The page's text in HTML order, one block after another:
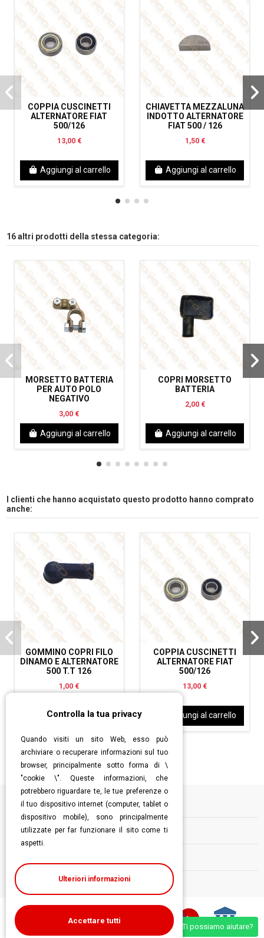
COPPIA CUSCINETTI
ALTERNATORE FIAT
500/126
13,00 €
Aggiungi al carrello
CHIAVETTA MEZZALUNA
INDOTTO ALTERNATORE
FIAT 500 / 126
1,50 €
Aggiungi al carrello
16 altri prodotti della stessa categoria:
MORSETTO BATTERIA
PER AUTO POLO
NEGATIVO
3,00 €
Aggiungi al carrello
COPRI MORSETTO
BATTERIA
2,00 €
Aggiungi al carrello
I clienti che hanno acquistato questo prodotto hanno comprato
anche:
GOMMINO COPRI FILO
DINAMO E ALTERNATORE
500 T.T 126
1,00 €
Aggiungi al carrello
COPPIA CUSCINETTI
ALTERNATORE FIAT
500/126
13,00 €
Aggiungi al carrello
Informazioni
Follow us
Ti possiamo aiutare?
Controlla la tua privacy
Quando visiti un sito Web, esso può
archiviare o recuperare informazioni sul tuo
browser, principalmente sotto forma di \
"cookie \". Queste informazioni, che
potrebbero riguardare te, le tue preferenze o
il tuo dispositivo internet (computer, tablet o
dispositivo mobile), sono principalmente
utilizzate per far funzionare il sito come ti
aspetti.
Ulteriori informazioni
Accettare tutti